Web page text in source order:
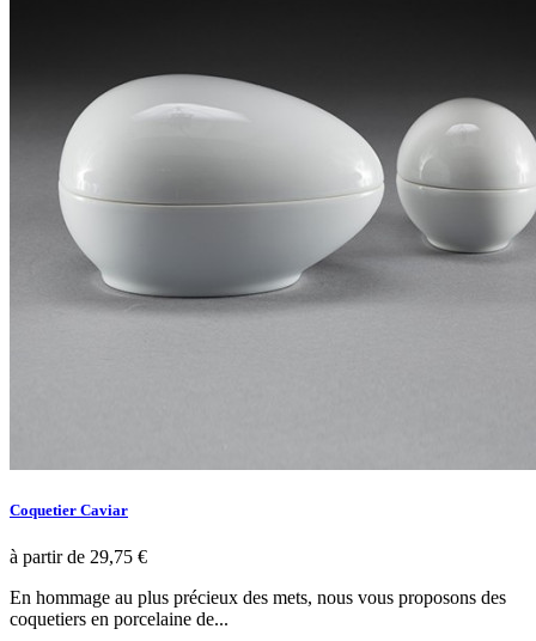
Coquetier Caviar
à partir de 29,75 €
En hommage au plus précieux des mets, nous vous proposons des
coquetiers en porcelaine de...